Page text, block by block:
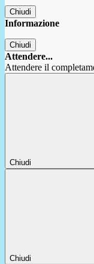
Chiudi
Informazione
Chiudi
Attendere...
Attendere il
Chiudi
Chiudi